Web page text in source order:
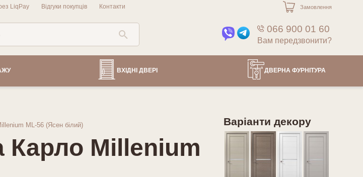
LiqPay Відгуки покупців Контакти Замовлення
066 900 01 60
Вам передзвонити?
ВХІДНІ ДВЕРІ ДВЕРНА ФУРНІТУРА
ML-56 (Ясен білий)
Карло Millenium
Варіанти декору